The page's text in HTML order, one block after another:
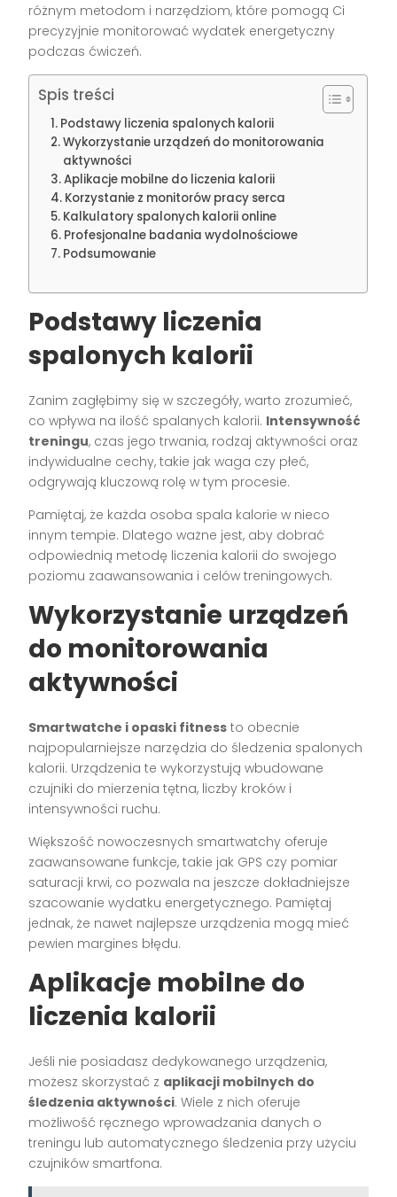
różnym metodom i narzędziom, które pomogą Ci
precyzyjnie monitorować wydatek energetyczny
podczas ćwiczeń.
Spis treści
Podstawy liczenia spalonych kalorii
Wykorzystanie urządzeń do monitorowania
aktywności
Aplikacje mobilne do liczenia kalorii
Korzystanie z monitorów pracy serca
Kalkulatory spalonych kalorii online
Profesjonalne badania wydolnościowe
Podsumowanie
Podstawy liczenia
spalonych kalorii
Zanim zagłębimy się w szczegóły, warto zrozumieć,
co wpływa na ilość spalanych kalorii. Intensywność
treningu, czas jego trwania, rodzaj aktywności oraz
indywidualne cechy, takie jak waga czy płeć,
odgrywają kluczową rolę w tym procesie.
Pamiętaj, że każda osoba spala kalorie w nieco
innym tempie. Dlatego ważne jest, aby dobrać
odpowiednią metodę liczenia kalorii do swojego
poziomu zaawansowania i celów treningowych.
Wykorzystanie urządzeń
do monitorowania
aktywności
Smartwatche i opaski fitness to obecnie
najpopularniejsze narzędzia do śledzenia spalonych
kalorii. Urządzenia te wykorzystują wbudowane
czujniki do mierzenia tętna, liczby kroków i
intensywności ruchu.
Większość nowoczesnych smartwatchy oferuje
zaawansowane funkcje, takie jak GPS czy pomiar
saturacji krwi, co pozwala na jeszcze dokładniejsze
szacowanie wydatku energetycznego. Pamiętaj
jednak, że nawet najlepsze urządzenia mogą mieć
pewien margines błędu.
Aplikacje mobilne do
liczenia kalorii
Jeśli nie posiadasz dedykowanego urządzenia,
możesz skorzystać z aplikacji mobilnych do
śledzenia aktywności. Wiele z nich oferuje
możliwość ręcznego wprowadzania danych o
treningu lub automatycznego śledzenia przy użyciu
czujników smartfona.